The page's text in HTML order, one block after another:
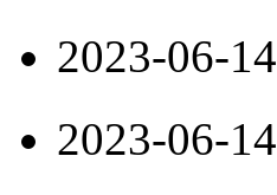
2023-06-14
2023-06-14